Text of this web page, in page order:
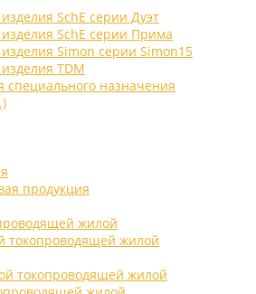
SchE серии Дуэт
SchE серии Прима
Simon серии Simon15
TDM
специального назначения
продукция
жилой
токопроводящей жилой
токопроводящей жилой